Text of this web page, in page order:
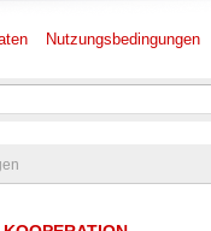
Nutzungsbedingungen